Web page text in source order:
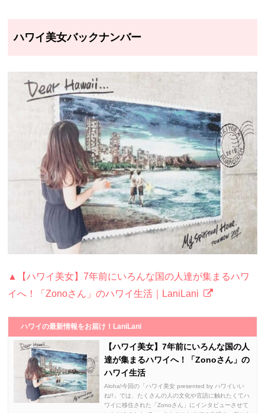
ハワイ美女バックナンバー
▲【ハワイ美女】7年前にいろんな国の人達が集まるハワ
イへ！「Zonoさん」のハワイ生活｜LaniLani
ハワイの最新情報をお届け！LaniLani
【ハワイ美女】7年前にいろんな国の人
達が集まるハワイへ！「Zonoさん」の
ハワイ生活
Aloha!今回の「ハワイ美女 presented by ハワイいい
ね!!」では、たくさんの人の文化や言語に触れたくてハ
ワイに移住された「Zonoさん」にインタビューさせて